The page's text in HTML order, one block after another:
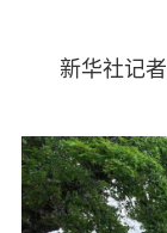
新华社记